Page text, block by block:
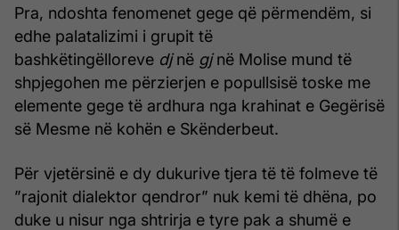
Pra, ndoshta fenomenet gege që përmendëm, si
edhe palatalizimi i grupit të
bashkëtingëlloreve djnë gjnë Molise mund të
shpjegohen me përzierjen e popullsisë toske me
elemente gege të ardhura nga krahinat e Gegërisë
së Mesme në kohën e Skënderbeut.
Për vjetërsinë e dy dukurive tjera të të folmeve të
”rajonit dialektor qendror” nuk kemi të dhëna, po
duke u nisur nga shtrirja e tyre pak a shumë e